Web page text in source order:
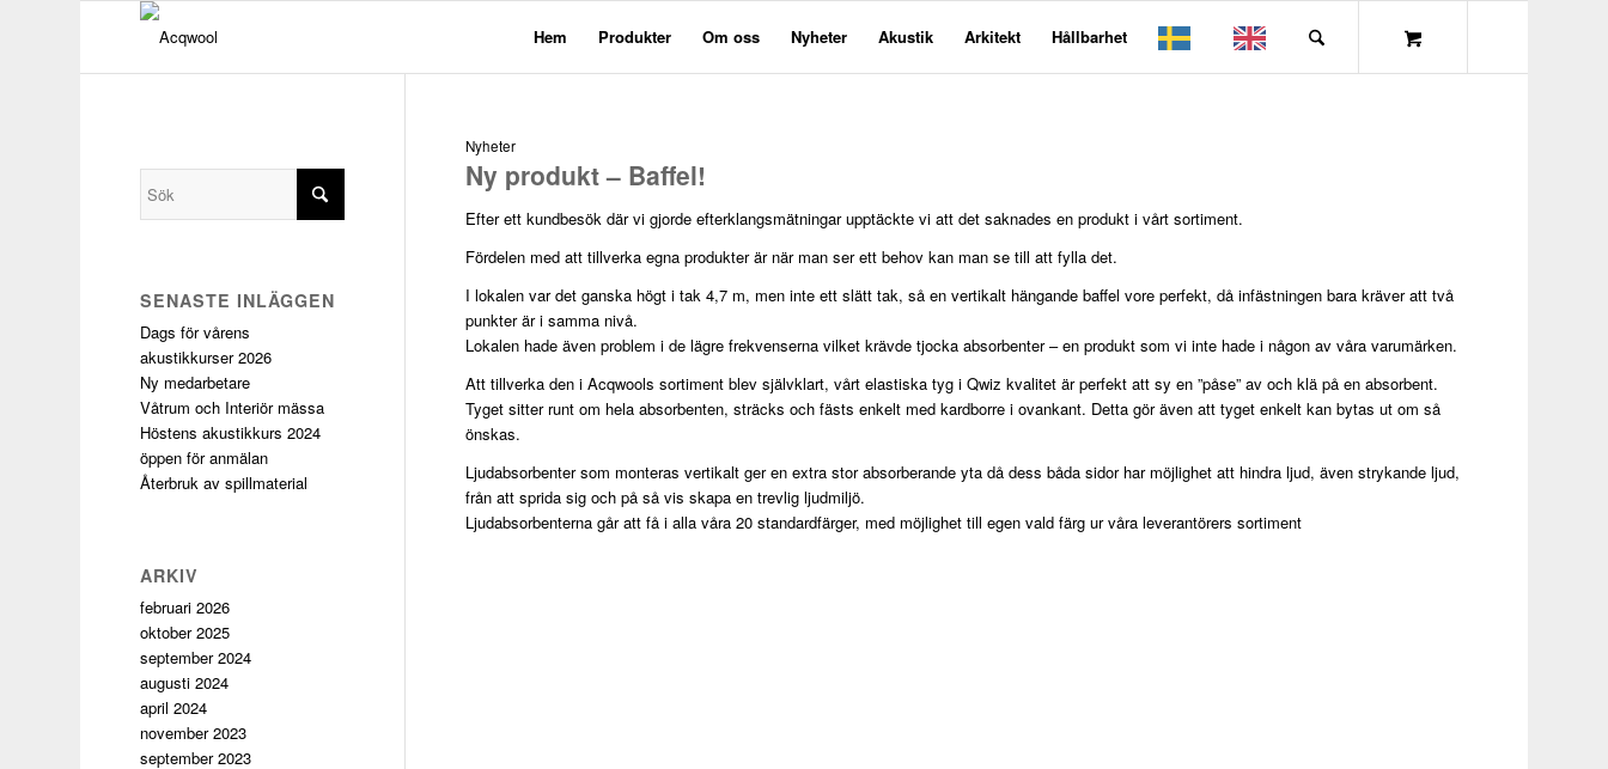
Hem Produkter Om oss Nyheter Akustik Arkitekt Hållbarhet
Nyheter
Ny produkt – Baffel!
Efter ett kundbesök där vi gjorde efterklangsmätningar upptäckte vi att det saknades en produkt i vårt sortiment.
Fördelen med att tillverka egna produkter är när man ser ett behov kan man se till att fylla det.
I lokalen var det ganska högt i tak 4,7 m, men inte ett slätt tak, så en vertikalt hängande baffel vore perfekt, då infästningen bara kräver att två
punkter är i samma nivå.
Lokalen hade även problem i de lägre frekvenserna vilket krävde tjocka absorbenter – en produkt som vi inte hade i någon av våra varumärken.
Att tillverka den i Acqwools sortiment blev självklart, vårt elastiska tyg i Qwiz kvalitet är perfekt att sy en ”påse” av och klä på en absorbent.
Tyget sitter runt om hela absorbenten, sträcks och fästs enkelt med kardborre i ovankant. Detta gör även att tyget enkelt kan bytas ut om så
önskas.
Ljudabsorbenter som monteras vertikalt ger en extra stor absorberande yta då dess båda sidor har möjlighet att hindra ljud, även strykande ljud,
från att sprida sig och på så vis skapa en trevlig ljudmiljö.
Ljudabsorbenterna går att få i alla våra 20 standardfärger, med möjlighet till egen vald färg ur våra leverantörers sortiment
SENASTE INLÄGGEN
Dags för vårens
akustikkurser 2026
Ny medarbetare
Våtrum och Interiör mässa
Höstens akustikkurs 2024
öppen för anmälan
Återbruk av spillmaterial
ARKIV
februari 2026
oktober 2025
september 2024
augusti 2024
april 2024
november 2023
september 2023